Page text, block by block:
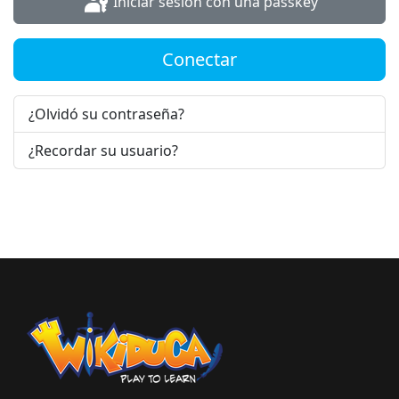
Conectar
¿Olvidó su contraseña?
¿Recordar su usuario?